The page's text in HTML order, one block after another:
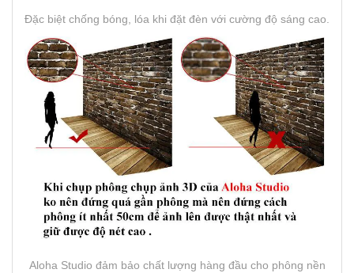
Đặc biệt chống bóng, lóa khi đặt đèn với cường độ sáng cao.
Aloha Studio đảm bảo chất lượng hàng đầu cho phông nền